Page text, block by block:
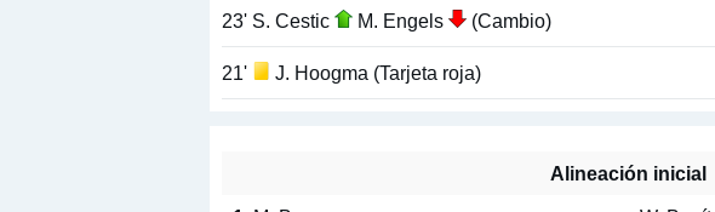
23' S. Cestic M. Engels (Cambio)
21' J. Hoogma (Tarjeta roja)
Alineación inicial